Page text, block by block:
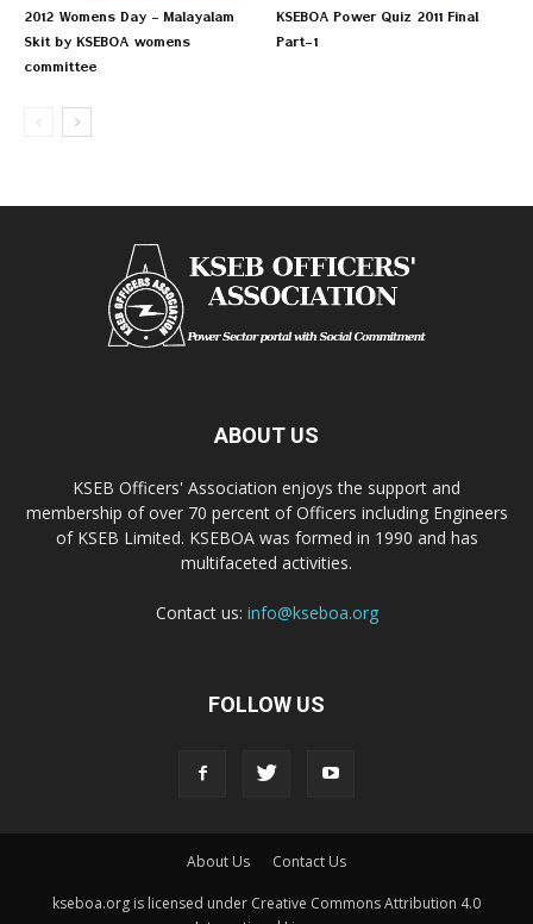
2012 Womens Day – Malayalam
Skit by KSEBOA womens
committee
KSEBOA Power Quiz 2011 Final
Part-1
ABOUT US
KSEB Officers' Association enjoys the support and
membership of over 70 percent of Officers including Engineers
of KSEB Limited. KSEBOA was formed in 1990 and has
multifaceted activities.
Contact us: info@kseboa.org
FOLLOW US
About Us Contact Us
kseboa.org is licensed under Creative Commons Attribution 4.0